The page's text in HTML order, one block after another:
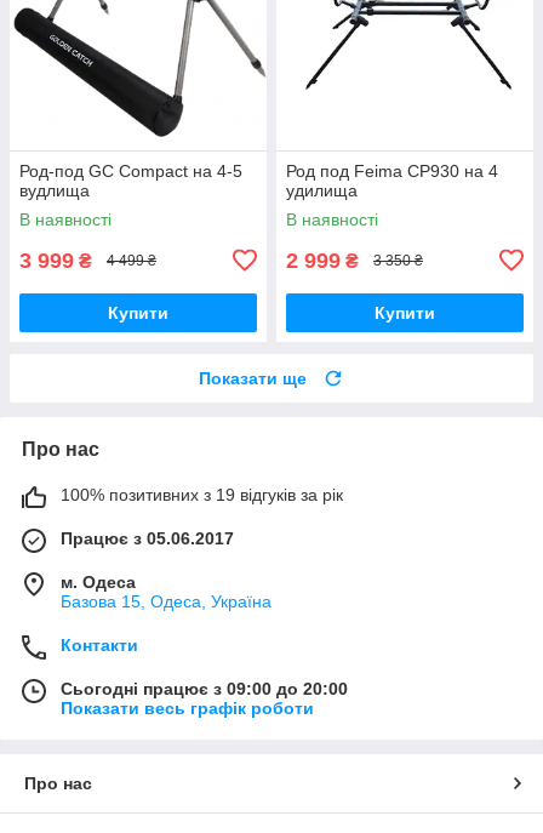
Род-под GC Compact на 4-5
вудлища
В наявності
3 999 ₴ 4 499 ₴
Купити
Род под Feima СР930 на 4
удилища
В наявності
2 999 ₴ 3 350 ₴
Купити
Показати ще
Про нас
100% позитивних з 19 відгуків за рік
Працює з 05.06.2017
м. Одеса
Базова 15, Одеса, Україна
Контакти
Сьогодні працює з 09:00 до 20:00
Показати весь графік роботи
Про нас